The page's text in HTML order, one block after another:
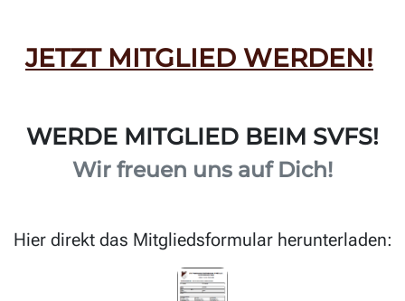
JETZT MITGLIED WERDEN!
WERDE MITGLIED BEIM SVFS!
Wir freuen uns auf Dich!
Hier direkt das Mitgliedsformular herunterladen: